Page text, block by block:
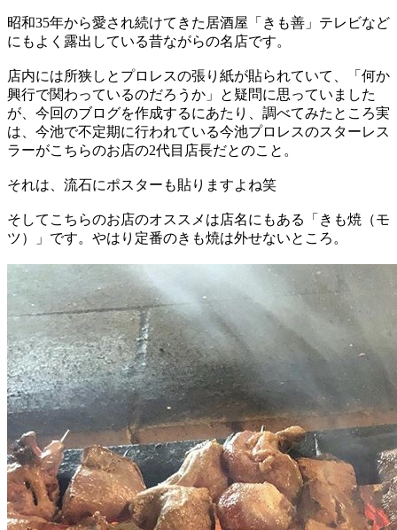
昭和35年から愛され続けてきた居酒屋「きも善」テレビなど
にもよく露出している昔ながらの名店です。
店内には所狭しとプロレスの張り紙が貼られていて、「何か
興行で関わっているのだろうか」と疑問に思っていました
が、今回のブログを作成するにあたり、調べてみたところ実
は、今池で不定期に行われている今池プロレスのスターレス
ラーがこちらのお店の2代目店長だとのこと。
それは、流石にポスターも貼りますよね笑
そしてこちらのお店のオススメは店名にもある「きも焼（モ
ツ）」です。やはり定番のきも焼は外せないところ。